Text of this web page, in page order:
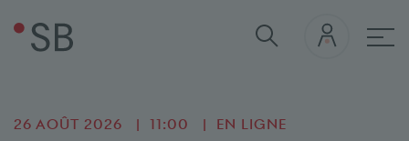
26 AOÛT 2026 11:00 EN LIGNE